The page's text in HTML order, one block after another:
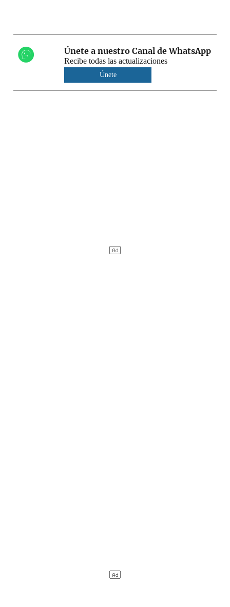
Únete a nuestro Canal de WhatsApp
Recibe todas las actualizaciones
Únete